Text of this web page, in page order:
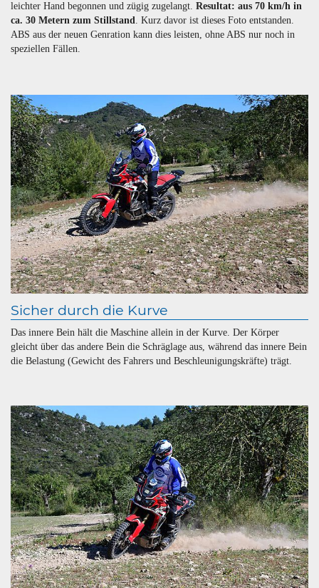
leichter Hand begonnen und zügig zugelangt. Resultat: aus 70 km/h in
ca. 30 Metern zum Stillstand. Kurz davor ist dieses Foto entstanden.
ABS aus der neuen Genration kann dies leisten, ohne ABS nur noch in
speziellen Fällen.
Sicher durch die Kurve
Das innere Bein hält die Maschine allein in der Kurve. Der Körper
gleicht über das andere Bein die Schräglage aus, während das innere Bein
die Belastung (Gewicht des Fahrers und Beschleunigungskräfte) trägt.